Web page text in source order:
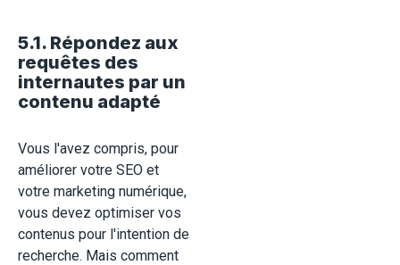
5.1. Répondez aux
requêtes des
internautes par un
contenu adapté
Vous l'avez compris, pour
améliorer votre SEO et
votre marketing numérique,
vous devez optimiser vos
contenus pour l'intention de
recherche. Mais comment